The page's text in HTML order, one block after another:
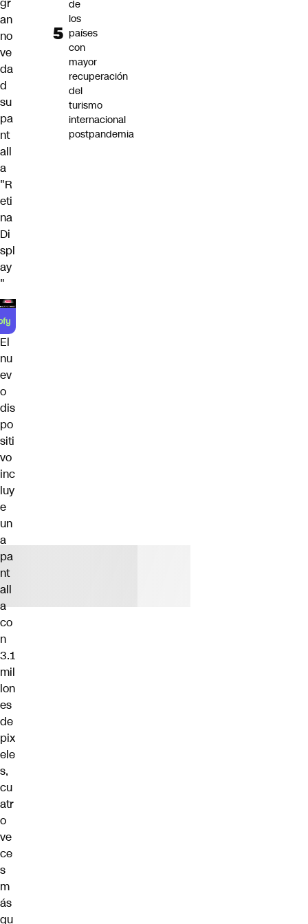
an
no
ve
da
d
su
pa
nt
all
a
"R
eti
na
Di
spl
ay
"
El
nu
ev
o
dis
po
siti
vo
inc
luy
e
un
a
pa
nt
all
a
co
n
3.1
mil
lon
es
de
pix
ele
s,
cu
atr
o
ve
ce
s
m
ás
qu
de
los
países
con
mayor
recuperación
del
turismo
internacional
postpandemia